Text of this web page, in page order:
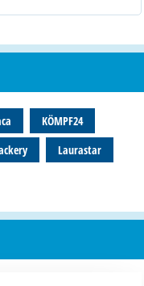
KÖMPF24
Laurastar